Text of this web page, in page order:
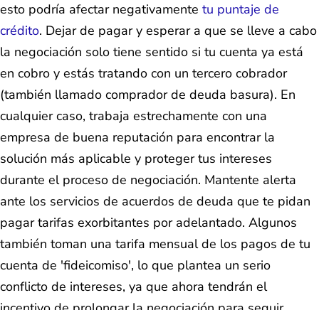
esto podría afectar negativamente tu puntaje de
crédito. Dejar de pagar y esperar a que se lleve a cabo
la negociación solo tiene sentido si tu cuenta ya está
en cobro y estás tratando con un tercero cobrador
(también llamado comprador de deuda basura). En
cualquier caso, trabaja estrechamente con una
empresa de buena reputación para encontrar la
solución más aplicable y proteger tus intereses
durante el proceso de negociación. Mantente alerta
ante los servicios de acuerdos de deuda que te pidan
pagar tarifas exorbitantes por adelantado. Algunos
también toman una tarifa mensual de los pagos de tu
cuenta de 'fideicomiso', lo que plantea un serio
conflicto de intereses, ya que ahora tendrán el